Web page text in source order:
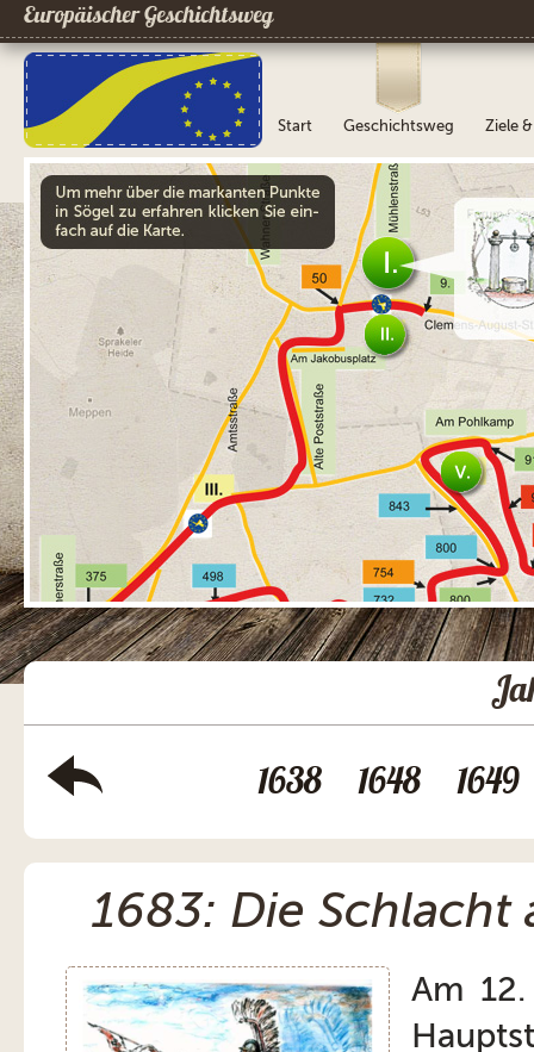
Europäischer Geschichtsweg
Start Geschichtsweg Ziele
1638 1648 1649
1683: Die Schlacht
Am